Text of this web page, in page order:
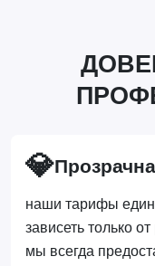
💎
наши тарифы
зависеть только
мы всегда